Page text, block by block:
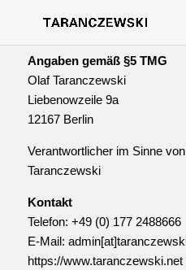
Angaben gemäß §5 TMG
Olaf Taranczewski
Liebenowzeile 9a
12167 Berlin
Verantwortlicher im Sinne
Taranczewski
Kontakt
Telefon: +49 (0) 177 2488666
E-Mail:
https://www.taranczewski.net